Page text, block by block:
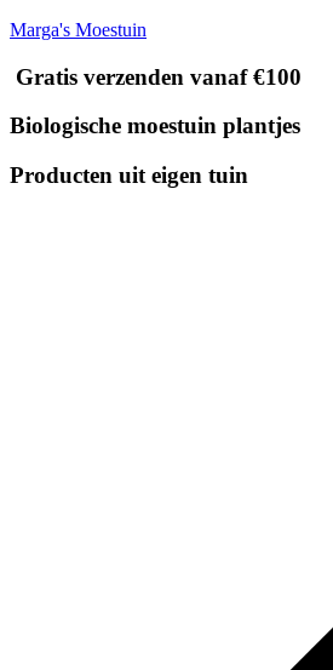
Marga's Moestuin
Gratis verzenden vanaf €100
Biologische moestuin plantjes
Producten uit eigen tuin